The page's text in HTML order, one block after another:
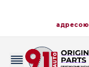
адресою